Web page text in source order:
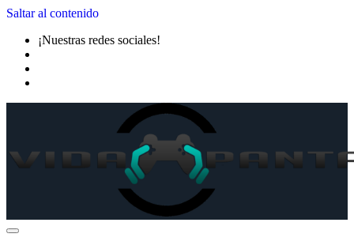
Saltar al contenido
¡Nuestras redes sociales!